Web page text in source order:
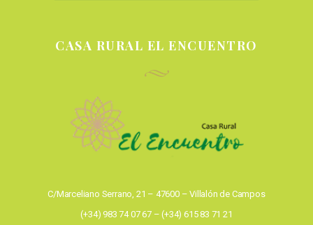
CASA RURAL EL ENCUENTRO
C/Marceliano Serrano, 21 – 47600 – Villalón de Campos
(+34) 983 74 07 67 – (+34) 615 83 71 21